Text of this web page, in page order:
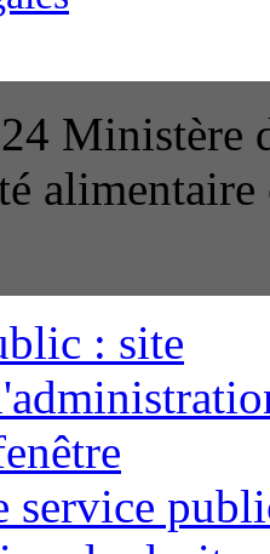
Ministère